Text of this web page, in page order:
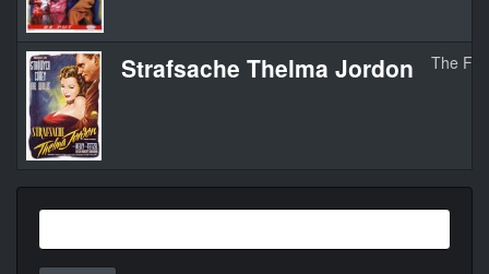
Strafsache Thelma Jordon The